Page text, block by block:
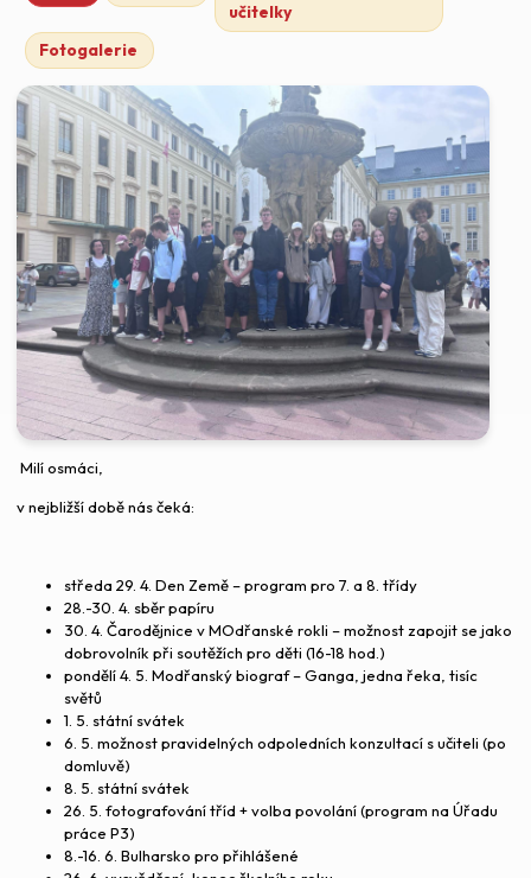
učitelky
Fotogalerie
Milí osmáci,
v nejbližší době nás čeká:
středa 29. 4. Den Země – program pro 7. a 8. třídy
28.-30. 4. sběr papíru
30. 4. Čarodějnice v MOdřanské rokli – možnost zapojit se jako
dobrovolník při soutěžích pro děti (16-18 hod.)
pondělí 4. 5. Modřanský biograf – Ganga, jedna řeka, tisíc
světů
1. 5. státní svátek
6. 5. možnost pravidelných odpoledních konzultací s učiteli (po
domluvě)
8. 5. státní svátek
26. 5. fotografování tříd + volba povolání (program na Úřadu
práce P3)
8.-16. 6. Bulharsko pro přihlášené